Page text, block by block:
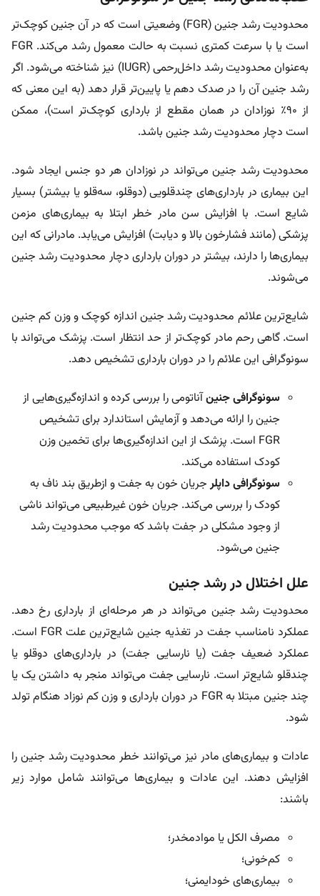
محدودیت رشد جنین (FGR) وضعیتی است که در آن جنین کوچک‌تر
است یا با سرعت کمتری نسبت به حالت معمول رشد می‌کند. FGR
به‌عنوان محدودیت رشد داخل‌رحمی (IUGR) نیز شناخته می‌شود. اگر
رشد جنین آن را در صدک دهم یا پایین‌تر قرار دهد (به این معنی که
از ۹۰٪ نوزادان در همان مقطع از بارداری کوچک‌تر است)، ممکن
است دچار محدودیت رشد جنین باشد.
محدودیت رشد جنین می‌تواند در نوزادان هر دو جنس ایجاد شود.
این بیماری در بارداری‌های چندقلویی (دوقلو، سه‌قلو یا بیشتر) بسیار
شایع است. با افزایش سن مادر خطر ابتلا به بیماری‌های مزمن
پزشکی (مانند فشارخون بالا و دیابت) افزایش می‌یابد. مادرانی که این
بیماری‌ها را دارند، بیشتر در دوران بارداری دچار محدودیت رشد جنین
می‌شوند.
شایع‌ترین علائم محدودیت رشد جنین اندازه کوچک و وزن کم جنین
است. گاهی رحم مادر کوچک‌تر از حد انتظار است. پزشک می‌تواند با
سونوگرافی این علائم را در دوران بارداری تشخیص دهد.
سونوگرافی جنینآناتومی را بررسی کرده و اندازه‌گیری‌هایی از
جنین را ارائه می‌دهد و آزمایش استاندارد برای تشخیص
FGR است. پزشک از این اندازه‌گیری‌ها برای تخمین وزن
کودک استفاده می‌کند.
سونوگرافی داپلرجریان خون به جفت و ازطریق بند ناف به
کودک را بررسی می‌کند. جریان خون غیرطبیعی می‌تواند ناشی
از وجود مشکلی در جفت باشد که موجب محدودیت رشد
جنین می‌شود.
علل اختلال در رشد جنین
محدودیت رشد جنین می‌تواند در هر مرحله‌ای از بارداری رخ دهد.
عملکرد نامناسب جفت در تغذیه جنین شایع‌ترین علت FGR است.
عملکرد ضعیف جفت (یا نارسایی جفت) در بارداری‌های دوقلو یا
چندقلو شایع‌تر است. نارسایی جفت می‌تواند منجر به داشتن یک یا
چند جنین مبتلا به FGR در دوران بارداری و وزن کم نوزاد هنگام تولد
شود.
عادات و بیماری‌های مادر نیز می‌توانند خطر محدودیت رشد جنین را
افزایش دهند. این عادات و بیماری‌ها می‌توانند شامل موارد زیر
باشند:
مصرف الکل یا موادمخدر؛
کم‌خونی؛
بیماری‌های خودایمنی؛